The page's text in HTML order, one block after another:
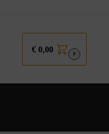
€ 0,00 0